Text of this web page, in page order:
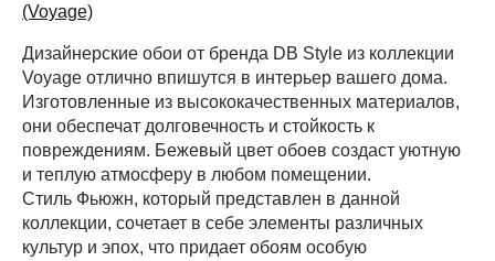
Рассчитать
(Voyage)
Дизайнерские обои от бренда DB Style из коллекции
Voyage отлично впишутся в интерьер вашего дома.
Изготовленные из высококачественных материалов,
они обеспечат долговечность и стойкость к
повреждениям. Бежевый цвет обоев создаст уютную
и теплую атмосферу в любом помещении.
Стиль Фьюжн, который представлен в данной
коллекции, сочетает в себе элементы различных
культур и эпох, что придает обоям особую